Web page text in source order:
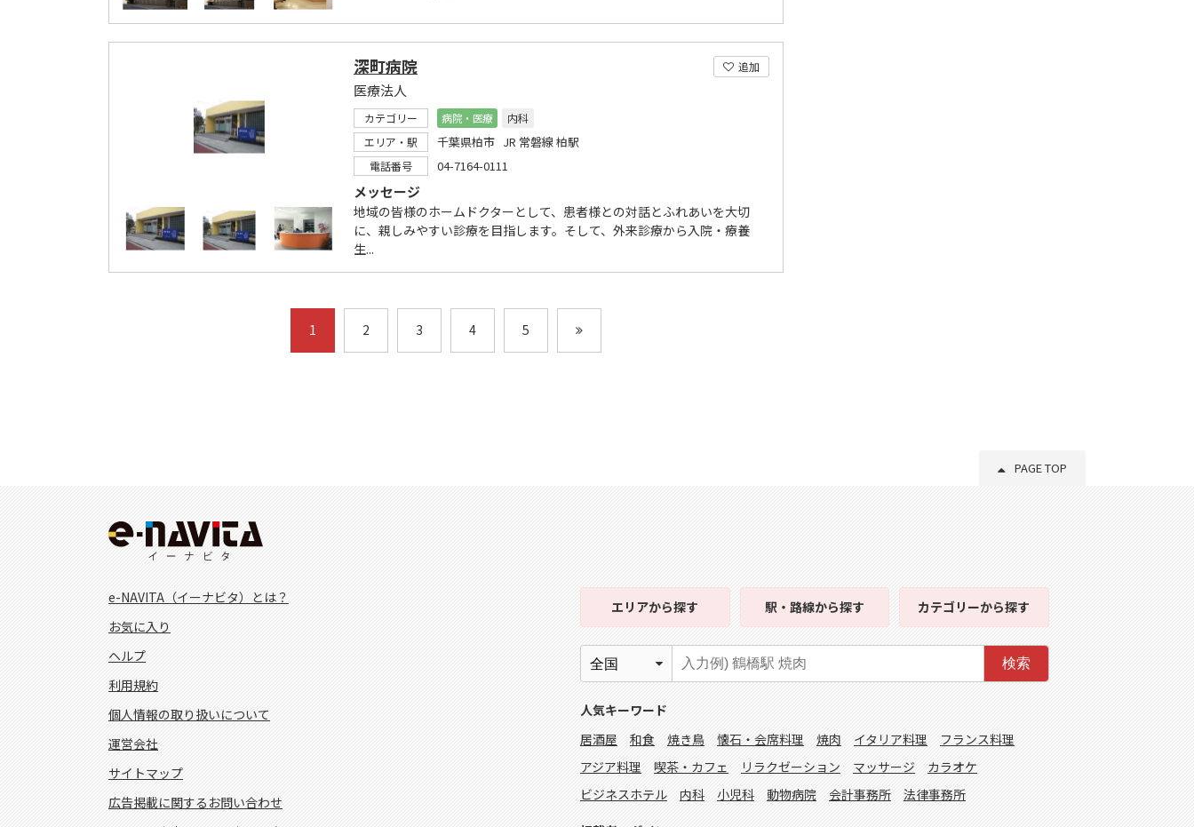
追加
深町病院
医療法人
カテゴリー 病院・医療
内科
エリア・駅
千葉県柏市 JR 常磐線 柏駅
電話番号 04-7164-0111
メッセージ
地域の皆様のホームドクターとして、患者様との対話とふれあいを大切
に、親しみやすい診療を目指します。そして、外来診療から入院・療養
生...
1 2 3 4 5
PAGE TOP
e-NAVITA（イーナビタ）とは？
お気に入り
ヘルプ
利用規約
個人情報の取り扱いについて
運営会社
サイトマップ
広告掲載に関するお問い合わせ
エリアから探す 駅・路線から探す カテゴリーから探す
検索
人気キーワード
居酒屋
和食 焼き鳥 懐石・会席料理 焼肉 イタリア料理
フランス料理
アジア料理
喫茶・カフェ リラクゼーション マッサージ
カラオケ
ビジネスホテル
内科 小児科 動物病院 会計事務所 法律事務所